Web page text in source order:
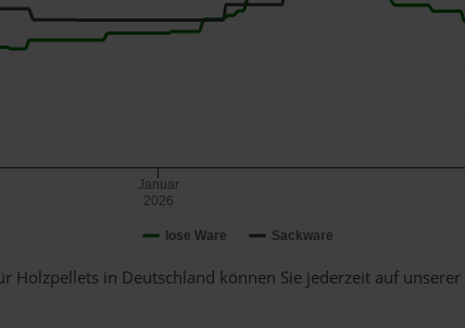
lose Ware Sackware
Januar
2026
Holzpellets in Deutschland können Sie jederzeit auf unserer